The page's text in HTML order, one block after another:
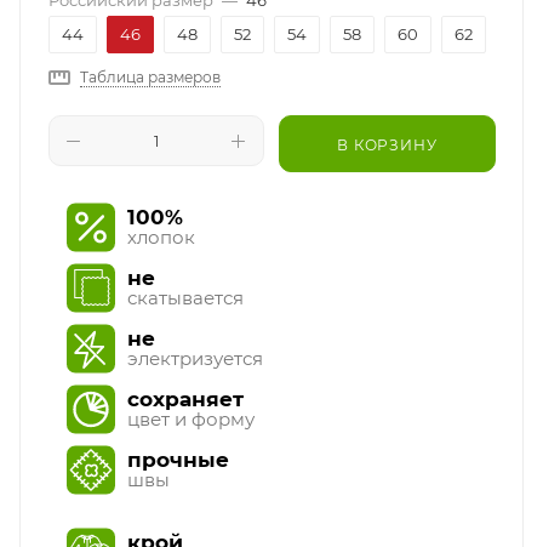
44
46 48 52 54 58 60 62
Таблица размеров
В КОРЗИНУ
100%
хлопок
не
скатывается
не
электризуется
сохраняет
цвет и форму
прочные
швы
крой